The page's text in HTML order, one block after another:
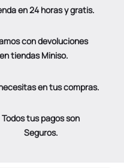
en 24 horas y gratis.
con devoluciones
en tiendas Miniso.
en tus compras.
Todos tus pagos son
Seguros.